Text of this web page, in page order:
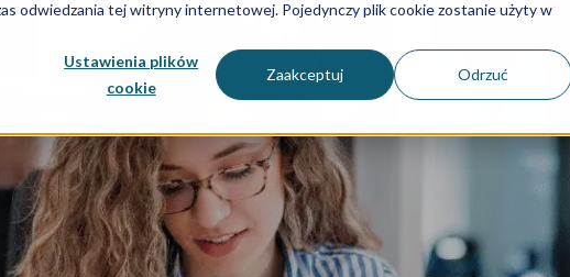
odwiedzania tej witryny internetowej. Pojedynczy plik cookie zostanie użyty w
Ustawienia plików
cookie
Zaakceptuj Odrzuć